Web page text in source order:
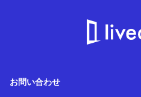
お問い合わせ